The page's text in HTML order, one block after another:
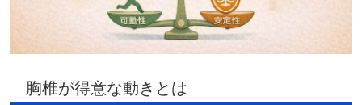
胸椎が得意な動きとは